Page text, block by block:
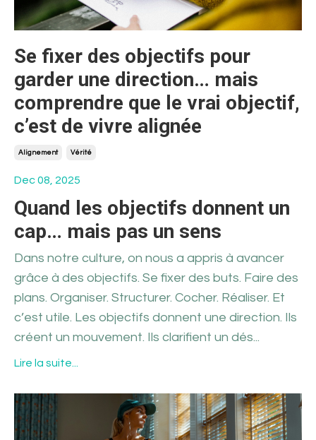
Se fixer des objectifs pour
garder une direction… mais
comprendre que le vrai objectif,
c’est de vivre alignée
Alignement Vérité
Dec 08, 2025
Quand les objectifs donnent un
cap… mais pas un sens
Dans notre culture, on nous a appris à avancer
grâce à des objectifs. Se fixer des buts. Faire des
plans. Organiser. Structurer. Cocher. Réaliser. Et
c’est utile. Les objectifs donnent une direction. Ils
créent un mouvement. Ils clarifient un dés...
Lire la suite...